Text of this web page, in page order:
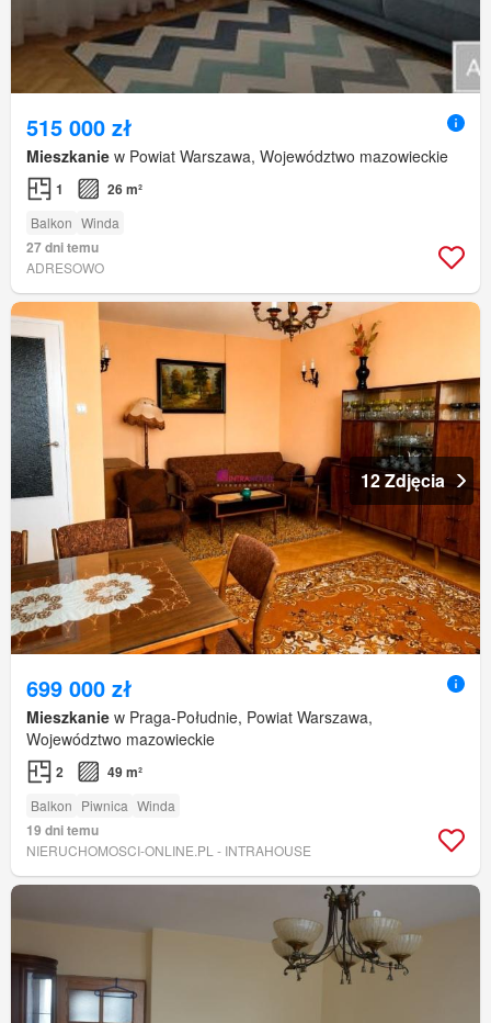
515 000 zł
Mieszkanie w Powiat Warszawa, Województwo mazowieckie
1 26 m²
Balkon Winda
27 dni temu
ADRESOWO
12 Zdjęcia
699 000 zł
Mieszkanie w Praga-Południe, Powiat Warszawa,
Województwo mazowieckie
2 49 m²
Balkon Piwnica Winda
19 dni temu
NIERUCHOMOSCI-ONLINE.PL - INTRAHOUSE